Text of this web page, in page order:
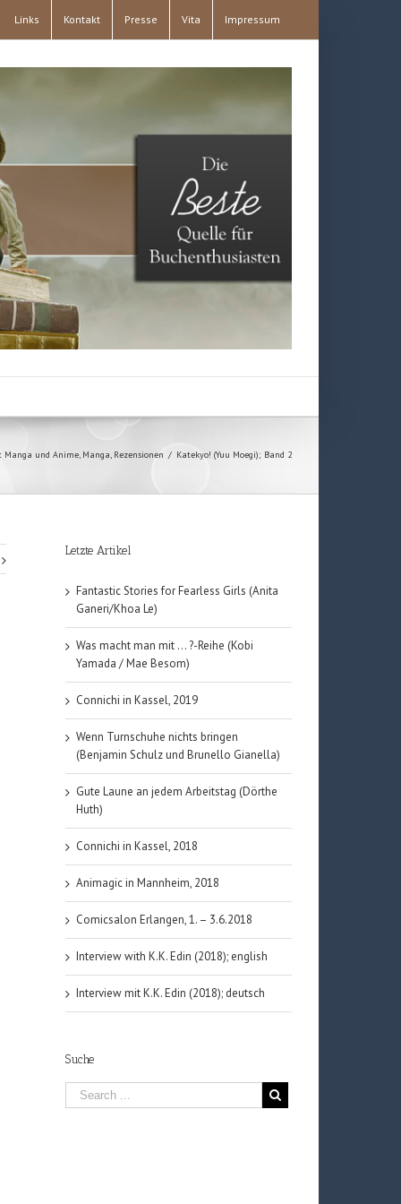
Links Kontakt Presse Vita Impressum
Manga und Anime, Manga, Rezensionen / Katekyo! (Yuu Moegi); Band 2
Letzte Artikel
Fantastic Stories for Fearless Girls (Anita
Ganeri/Khoa Le)
Was macht man mit … ?-Reihe (Kobi
Yamada / Mae Besom)
Connichi in Kassel, 2019
Wenn Turnschuhe nichts bringen
(Benjamin Schulz und Brunello Gianella)
Gute Laune an jedem Arbeitstag (Dörthe
Huth)
Connichi in Kassel, 2018
Animagic in Mannheim, 2018
Comicsalon Erlangen, 1. – 3.6.2018
Interview with K.K. Edin (2018); english
Interview mit K.K. Edin (2018); deutsch
Suche